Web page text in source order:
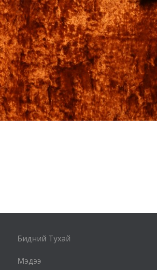
Бидний Тухай
Мэдээ